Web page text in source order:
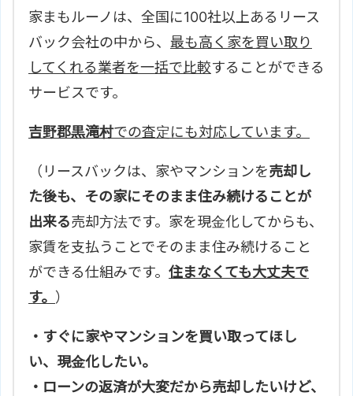
家まもルーノは、全国に100社以上あるリース
バック会社の中から、 最も高く家を買い取り
してくれる業者を一括で比較することができる
サービスです。
吉野郡黒滝村での査定にも対応しています。
（リースバックは、家やマンションを売却し
た後も、その家にそのまま住み続けることが
出来る売却方法です。家を現金化してからも、
家賃を支払うことでそのまま住み続けること
ができる仕組みです。 住まなくても大丈夫で
す。 ）
・すぐに家やマンションを買い取ってほし
い、現金化したい。
・ローンの返済が大変だから売却したいけど、